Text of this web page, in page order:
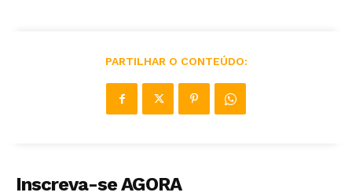
PARTILHAR O CONTEÚDO:
Inscreva-se AGORA